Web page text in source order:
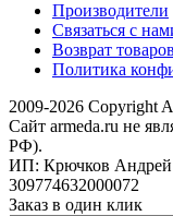
Производители
Связаться с
Возврат товаров
Политика
2009-2026 Copyright
Сайт armeda.ru не
РФ).
ИП: Крючков
309774632000072
Заказ в один клик